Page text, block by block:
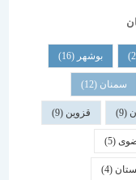
بوشهر
(12)
قزوین